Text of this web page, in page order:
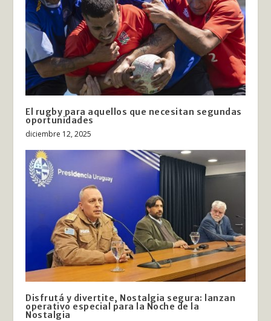
El rugby para aquellos que necesitan segundas
oportunidades
diciembre 12, 2025
Disfrutá y divertite, Nostalgia segura: lanzan
operativo especial para la Noche de la
Nostalgia